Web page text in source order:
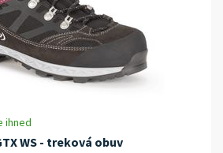
ihned
WS - treková obuv